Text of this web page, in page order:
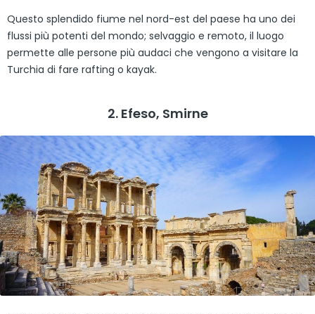
Questo splendido fiume nel nord-est del paese ha uno dei
flussi più potenti del mondo; selvaggio e remoto, il luogo
permette alle persone più audaci che vengono a visitare la
Turchia di fare rafting o kayak.
2. Efeso, Smirne